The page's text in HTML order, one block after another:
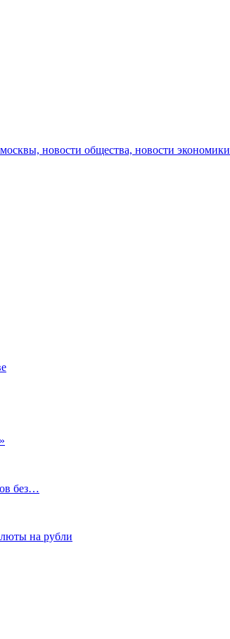
новости общества, новости экономики
без…
на рубли